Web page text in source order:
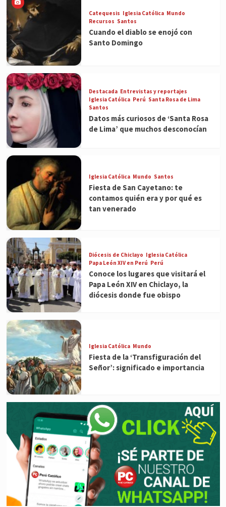
Catequesis Iglesia Católica Mundo
Recursos Santos
Cuando el diablo se enojó con
Santo Domingo
Destacada Entrevistas y reportajes
Iglesia Católica Perú Santa Rosa de Lima
Santos
Datos más curiosos de ‘Santa Rosa
de Lima’ que muchos desconocían
Iglesia Católica Mundo Santos
Fiesta de San Cayetano: te
contamos quién era y por qué es
tan venerado
Diócesis de Chiclayo Iglesia Católica
Papa León XIV en Perú Perú
Conoce los lugares que visitará el
Papa León XIV en Chiclayo, la
diócesis donde fue obispo
Iglesia Católica Mundo
Fiesta de la ‘Transfiguración del
Señor’: significado e importancia